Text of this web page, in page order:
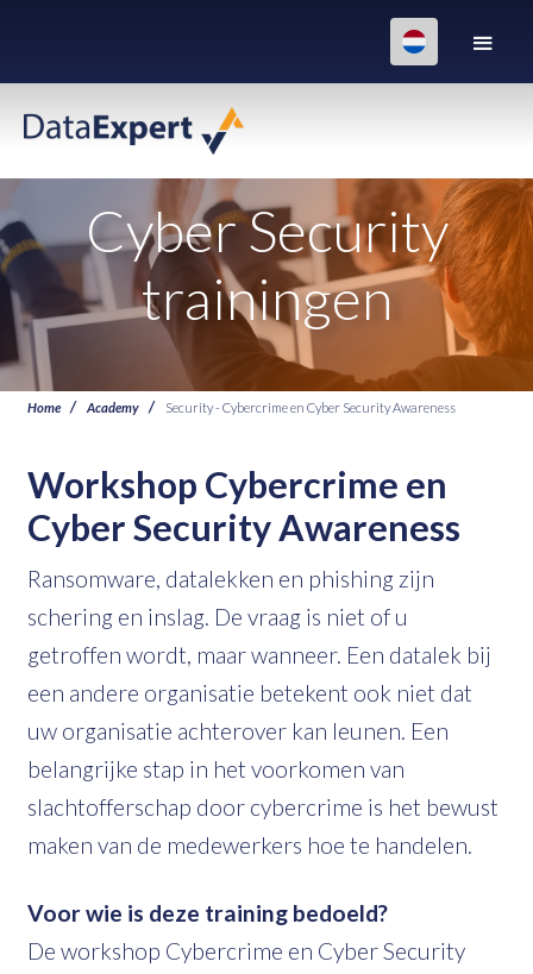
Cyber Security
trainingen
Home Academy Security - Cybercrime en Cyber Security Awareness
Workshop Cybercrime en
Cyber Security Awareness
Ransomware, datalekken en phishing zijn
schering en inslag. De vraag is niet of u
getroffen wordt, maar wanneer. Een datalek bij
een andere organisatie betekent ook niet dat
uw organisatie achterover kan leunen. Een
belangrijke stap in het voorkomen van
slachtofferschap door cybercrime is het bewust
maken van de medewerkers hoe te handelen.
Voor wie is deze training bedoeld?
De workshop Cybercrime en Cyber Security